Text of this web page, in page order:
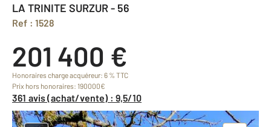
LA TRINITE SURZUR - 56
Ref : 1528
201 400 €
Honoraires charge acquéreur: 6 % TTC
Prix hors honoraires: 190000€
361 avis (achat/vente) : 9,5/10